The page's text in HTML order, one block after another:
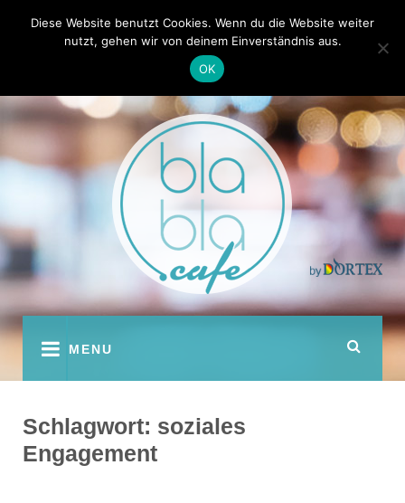
Kontakt Autoren
youtubefacebook
instagram
twitterpinterest
MENU
Schlagwort: soziales
Engagement
Diese Website benutzt Cookies. Wenn du die Website weiter
nutzt, gehen wir von deinem Einverständnis aus.
OK